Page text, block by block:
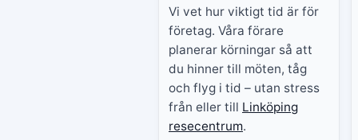
Vi vet hur viktigt tid är för
företag. Våra förare
planerar körningar så att
du hinner till möten, tåg
och flyg i tid – utan stress
från eller till Linköping
resecentrum.